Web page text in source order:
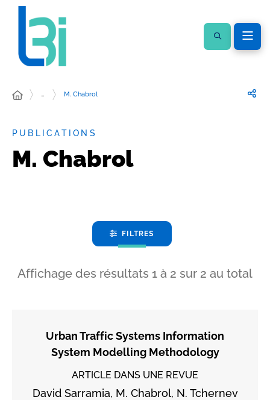
… M. Chabrol
PUBLICATIONS
M. Chabrol
FILTRES
Affichage des résultats 1 à 2 sur 2 au total
Urban Traffic Systems Information
System Modelling Methodology
ARTICLE DANS UNE REVUE
David Sarramia, M. Chabrol, N. Tchernev